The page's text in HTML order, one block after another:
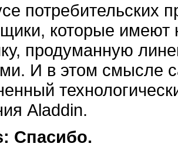
потребительских
которые
продуманную
И в этом смысле
Aladdin.
Спасибо.